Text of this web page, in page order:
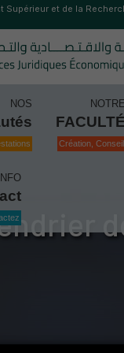
Supérieur et de la
NOS NOTRE
FACULTÉ
Création, Conseil
INFO